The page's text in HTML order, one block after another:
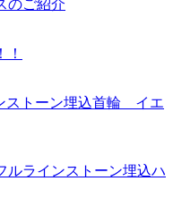
のご紹介
ストーン埋込首輪 イエ
ルラインストーン埋込ハ